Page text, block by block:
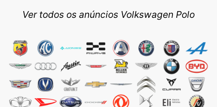
Ver todos os anúncios Volkswagen Polo